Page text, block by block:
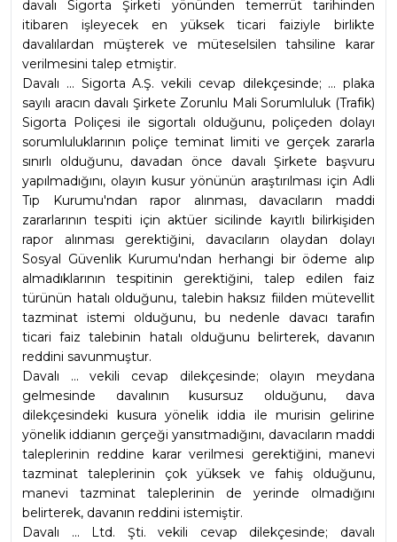
davalı Sigorta Şirketi yönünden temerrüt tarihinden
itibaren işleyecek en yüksek ticari faiziyle birlikte
davalılardan müşterek ve müteselsilen tahsiline karar
verilmesini talep etmiştir.
Davalı ... Sigorta A.Ş. vekili cevap dilekçesinde; ... plaka
sayılı aracın davalı Şirkete Zorunlu Mali Sorumluluk (Trafik)
Sigorta Poliçesi ile sigortalı olduğunu, poliçeden dolayı
sorumluluklarının poliçe teminat limiti ve gerçek zararla
sınırlı olduğunu, davadan önce davalı Şirkete başvuru
yapılmadığını, olayın kusur yönünün araştırılması için Adli
Tıp Kurumu'ndan rapor alınması, davacıların maddi
zararlarının tespiti için aktüer sicilinde kayıtlı bilirkişiden
rapor alınması gerektiğini, davacıların olaydan dolayı
Sosyal Güvenlik Kurumu'ndan herhangi bir ödeme alıp
almadıklarının tespitinin gerektiğini, talep edilen faiz
türünün hatalı olduğunu, talebin haksız fiilden mütevellit
tazminat istemi olduğunu, bu nedenle davacı tarafın
ticari faiz talebinin hatalı olduğunu belirterek, davanın
reddini savunmuştur.
Davalı ... vekili cevap dilekçesinde; olayın meydana
gelmesinde davalının kusursuz olduğunu, dava
dilekçesindeki kusura yönelik iddia ile murisin gelirine
yönelik iddianın gerçeği yansıtmadığını, davacıların maddi
taleplerinin reddine karar verilmesi gerektiğini, manevi
tazminat taleplerinin çok yüksek ve fahiş olduğunu,
manevi tazminat taleplerinin de yerinde olmadığını
belirterek, davanın reddini istemiştir.
Davalı ... Ltd. Şti. vekili cevap dilekçesinde; davalı